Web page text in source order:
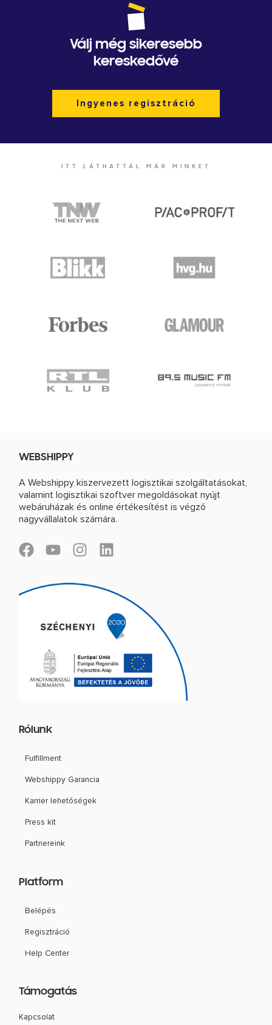
Válj még sikeresebb
kereskedővé
Ingyenes regisztráció
ITT LÁTHATTÁL MÁR MINKET
WEBSHIPPY
A Webshippy kiszervezett logisztikai szolgáltatásokat,
valamint logisztikai szoftver megoldásokat nyújt
webáruházak és online értékesítést is végző
nagyvállalatok számára.
F
e
Y
u
b
I
s
g
a
m
L
k
e
d
n
Rólunk
Fulfillment
Webshippy Garancia
Karrier lehetőségek
Press kit
Partnereink
Platform
Belépés
Regisztráció
Help Center
Támogatás
Kapcsolat